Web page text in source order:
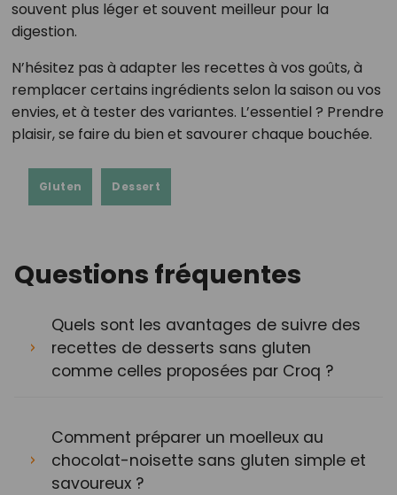
souvent plus léger et souvent meilleur pour la
digestion.
N’hésitez pas à adapter les recettes à vos goûts, à
remplacer certains ingrédients selon la saison ou vos
envies, et à tester des variantes. L’essentiel ? Prendre
plaisir, se faire du bien et savourer chaque bouchée.
Gluten Dessert
Questions fréquentes
Quels sont les avantages de suivre des
recettes de desserts sans gluten
comme celles proposées par Croq ?
Comment préparer un moelleux au
chocolat-noisette sans gluten simple et
savoureux ?